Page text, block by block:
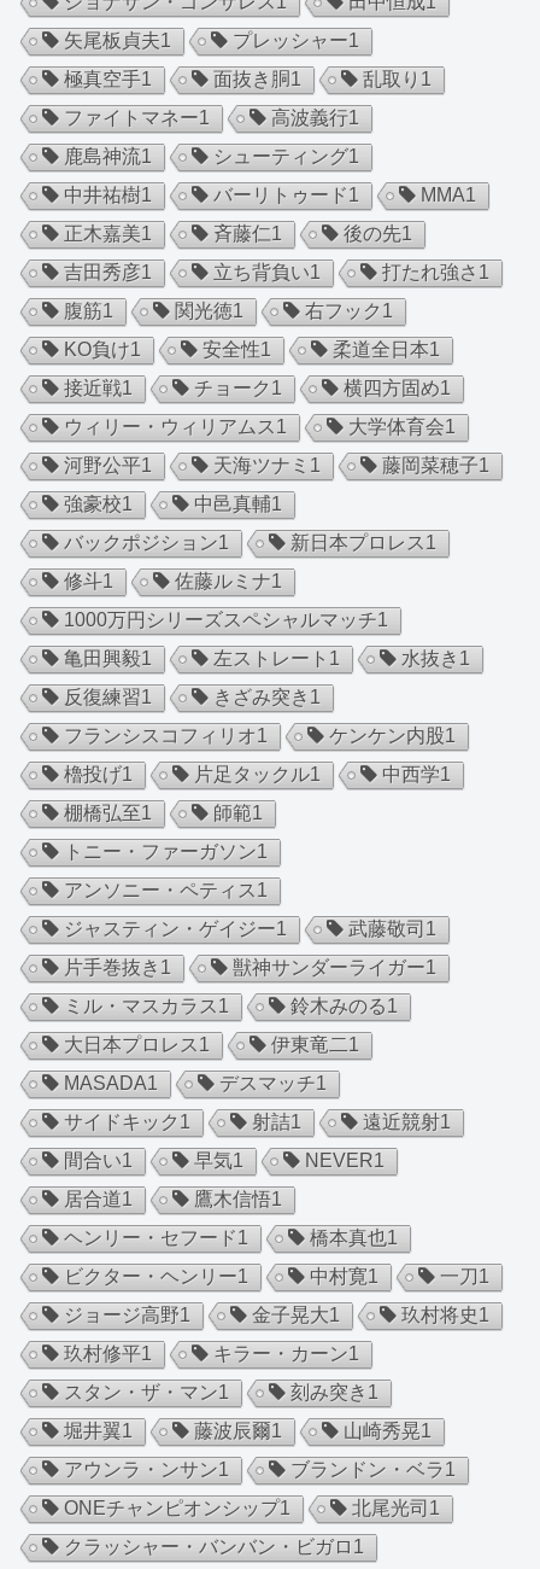
矢尾板貞夫1 プレッシャー1
極真空手1 面抜き胴1 乱取り 1
ファイトマネー1 高波義行1
鹿島神流1 シューティング1
中井祐樹1 バーリトゥード1 MMA1
正木嘉美1 斉藤仁1 後の先1
吉田秀彦1 立ち背負い1 打たれ強さ 1
腹筋1 関光徳1 右フック1
KO負け1 安全性1 柔道全日本1
接近戦1 チョーク1 横四方固め1
ウィリー・ウィリアムス1 大学体育会1
河野公平1 天海ツナミ 1 藤岡菜穂子1
強豪校1 中邑真輔1
バックポジション1 新日本プロレス1
修斗1 佐藤ルミナ1
1000万円シリーズスペシャルマッチ1
亀田興毅1 左ストレート 1 水抜き 1
反復練習1 きざみ突き 1
フランシスコフィリオ1 ケンケン内股1
櫓投げ1 片足タックル1 中西学1
棚橋弘至1 師範1
トニー・ファーガソン1
アンソニー・ペティス1
ジャスティン・ゲイジー1 武藤敬司 1
片手巻抜き 1 獣神サンダーライガー1
ミル・マスカラス1 鈴木みのる1
大日本プロレス1 伊東竜二1
MASADA1 デスマッチ1
サイドキック1 射詰1 遠近競射1
間合い1 早気1 NEVER1
居合道1 鷹木信悟1
ヘンリー・セフード1 橋本真也1
ビクター・ヘンリー1 中村寛1 一刀 1
ジョージ高野1 金子晃大1 玖村将史1
玖村修平1 キラー・カーン1
スタン・ザ・マン1 刻み突き 1
堀井翼1 藤波辰爾1 山崎秀晃1
アウンラ・ンサン1 ブランドン・ベラ1
ONEチャンピオンシップ1 北尾光司 1
クラッシャー・バンバン・ビガロ 1